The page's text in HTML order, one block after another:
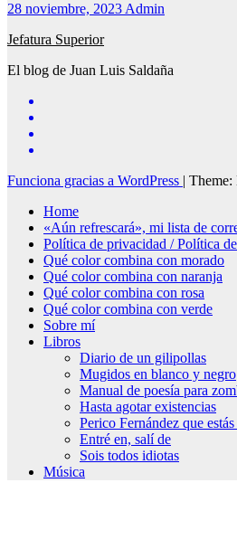
28 noviembre, 2023 Admin
Jefatura Superior
El blog de Juan Luis Saldaña
Funciona gracias a WordPress |
Home
«Aún refrescará», mi lista de
Política de privacidad / Política
Qué color combina con morado
Qué color combina con naranja
Qué color combina con rosa
Qué color combina con verde
Sobre mí
Libros
Diario de un gilipollas
Mugidos en blanco y negro
Manual de poesía para
Hasta agotar existencias
Perico Fernández que
Entré en, salí de
Sois todos idiotas
Música